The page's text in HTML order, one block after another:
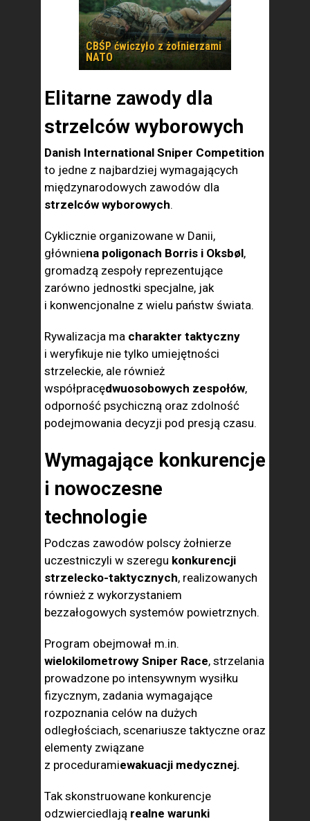
CBŚP ćwiczyło z żołnierzami
NATO
Elitarne zawody dla
strzelców wyborowych
Danish International Sniper Competition
to jedne z najbardziej wymagających
międzynarodowych zawodów dla
strzelców wyborowych.
Cyklicznie organizowane w Danii,
główniena poligonach Borris i Oksbøl,
gromadzą zespoły reprezentujące
zarówno jednostki specjalne, jak
i konwencjonalne z wielu państw świata.
Rywalizacja ma charakter taktyczny
i weryfikuje nie tylko umiejętności
strzeleckie, ale również
współpracędwuosobowych zespołów,
odporność psychiczną oraz zdolność
podejmowania decyzji pod presją czasu.
Wymagające konkurencje
i nowoczesne
technologie
Podczas zawodów polscy żołnierze
uczestniczyli w szeregu konkurencji
strzelecko-taktycznych, realizowanych
również z wykorzystaniem
bezzałogowych systemów powietrznych.
Program obejmował m.in.
wielokilometrowy Sniper Race, strzelania
prowadzone po intensywnym wysiłku
fizycznym, zadania wymagające
rozpoznania celów na dużych
odległościach, scenariusze taktyczne oraz
elementy związane
z proceduramiewakuacji medycznej.
Tak skonstruowane konkurencje
odzwierciedlają realne warunki